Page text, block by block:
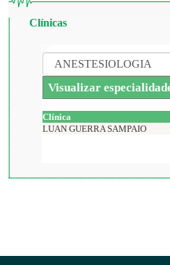
Clínicas
Clínica
LUAN GUERRA SAMPAIO